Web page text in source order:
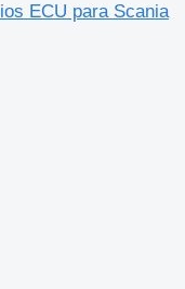
ECU para Scania